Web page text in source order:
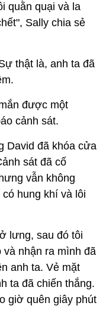
quằn quại và la
Sally chia sẻ
thật là, anh ta đã
được một
cảnh sát.
David đã khóa cửa
sát đã cố
vẫn không
hung khí và lôi
lưng, sau đó tôi
và nhận ra mình đã
anh ta. Vẻ mặt
ta đã chiến thắng.
giờ quên giây phút